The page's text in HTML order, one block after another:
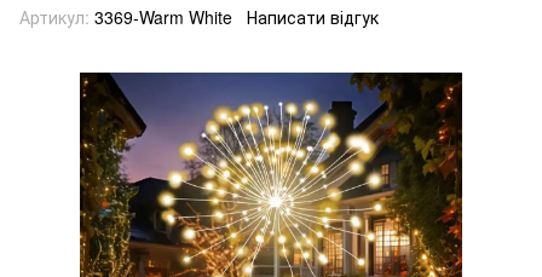
Артикул: 3369-Warm White Написати відгук